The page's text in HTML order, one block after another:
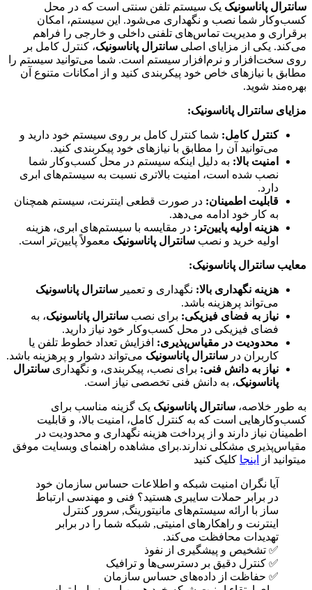
سانترال پاناسونیک یک سیستم تلفن سنتی است که در محل
کسب‌وکار شما نصب و نگهداری می‌شود. این سیستم، امکان
برقراری و مدیریت تماس‌های تلفنی داخلی و خارجی را فراهم
می‌کند. یکی از مزایای اصلی سانترال پاناسونیک، کنترل کامل بر
روی سخت‌افزار و نرم‌افزار سیستم است. شما می‌توانید سیستم را
مطابق با نیازهای خاص خود پیکربندی کنید و از امکانات متنوع آن
بهره‌مند شوید.
مزایای سانترال پاناسونیک:
کنترل کامل: شما کنترل کامل بر روی سیستم خود دارید و
می‌توانید آن را مطابق با نیازهای خود پیکربندی کنید.
امنیت بالا: به دلیل اینکه سیستم در محل کسب‌وکار شما
نصب شده است، امنیت بالاتری نسبت به سیستم‌های ابری
دارد.
قابلیت اطمینان: در صورت قطعی اینترنت، سیستم همچنان
به کار خود ادامه می‌دهد.
هزینه اولیه پایین‌تر: در مقایسه با سیستم‌های ابری، هزینه
اولیه خرید و نصب سانترال پاناسونیک معمولاً پایین‌تر است.
معایب سانترال پاناسونیک:
هزینه نگهداری بالا: نگهداری و تعمیر سانترال پاناسونیک
می‌تواند پرهزینه باشد.
نیاز به فضای فیزیکی: برای نصب سانترال پاناسونیک، به
فضای فیزیکی در محل کسب‌وکار خود نیاز دارید.
محدودیت در مقیاس‌پذیری: افزایش تعداد خطوط تلفن یا
کاربران در سانترال پاناسونیک می‌تواند دشوار و پرهزینه باشد.
نیاز به دانش فنی: برای نصب، پیکربندی، و نگهداری سانترال
پاناسونیک، به دانش فنی تخصصی نیاز است.
به طور خلاصه، سانترال پاناسونیک یک گزینه مناسب برای
کسب‌وکارهایی است که به کنترل کامل، امنیت بالا، و قابلیت
اطمینان نیاز دارند و از پرداخت هزینه نگهداری و محدودیت در
مقیاس‌پذیری مشکلی ندارند.برای مشاهده راهنمای وبسایت موفق
میتوانید از
اینجا کلیک کنید
آیا نگران امنیت شبکه و اطلاعات حساس سازمان خود
در برابر حملات سایبری هستید؟ فنی و مهندسی ارتباط
ساز با ارائه سیستم‌های مانیتورینگ, سرور کنترل
اینترنت و راهکارهای امنیتی, شبکه شما را در برابر
تهدیدات محافظت می‌کند.
✅ تشخیص و پیشگیری از نفوذ
✅ کنترل دقیق بر دسترسی‌ها و ترافیک
✅ حفاظت از داده‌های حساس سازمان